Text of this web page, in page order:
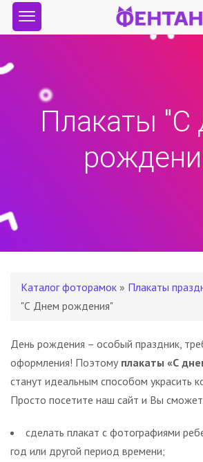
Плакаты "С
Каталог фоторамок » Плакаты
"С Днем рождения"
День рождения – особый праздник,
оформления! Поэтому плакаты «С
станут идеальным способом украсить
Просто посетите наш сайт и Вы
сделать плакат с фотографиями
год или другой период времени;